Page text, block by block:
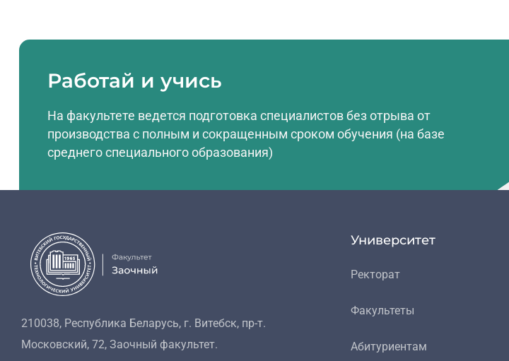
Работай и учись
На факультете ведется подготовка специалистов без отрыва от
производства с полным и сокращенным сроком обучения (на базе
среднего специального образования)
210038, Республика Беларусь, г. Витебск, пр-т.
Московский, 72, Заочный факультет.
Университет
Ректорат
Факультеты
Абитуриентам